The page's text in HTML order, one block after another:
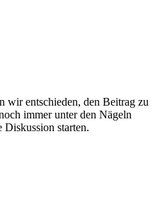
wir entschieden, den Beitrag zu
immer unter den Nägeln
Diskussion starten.